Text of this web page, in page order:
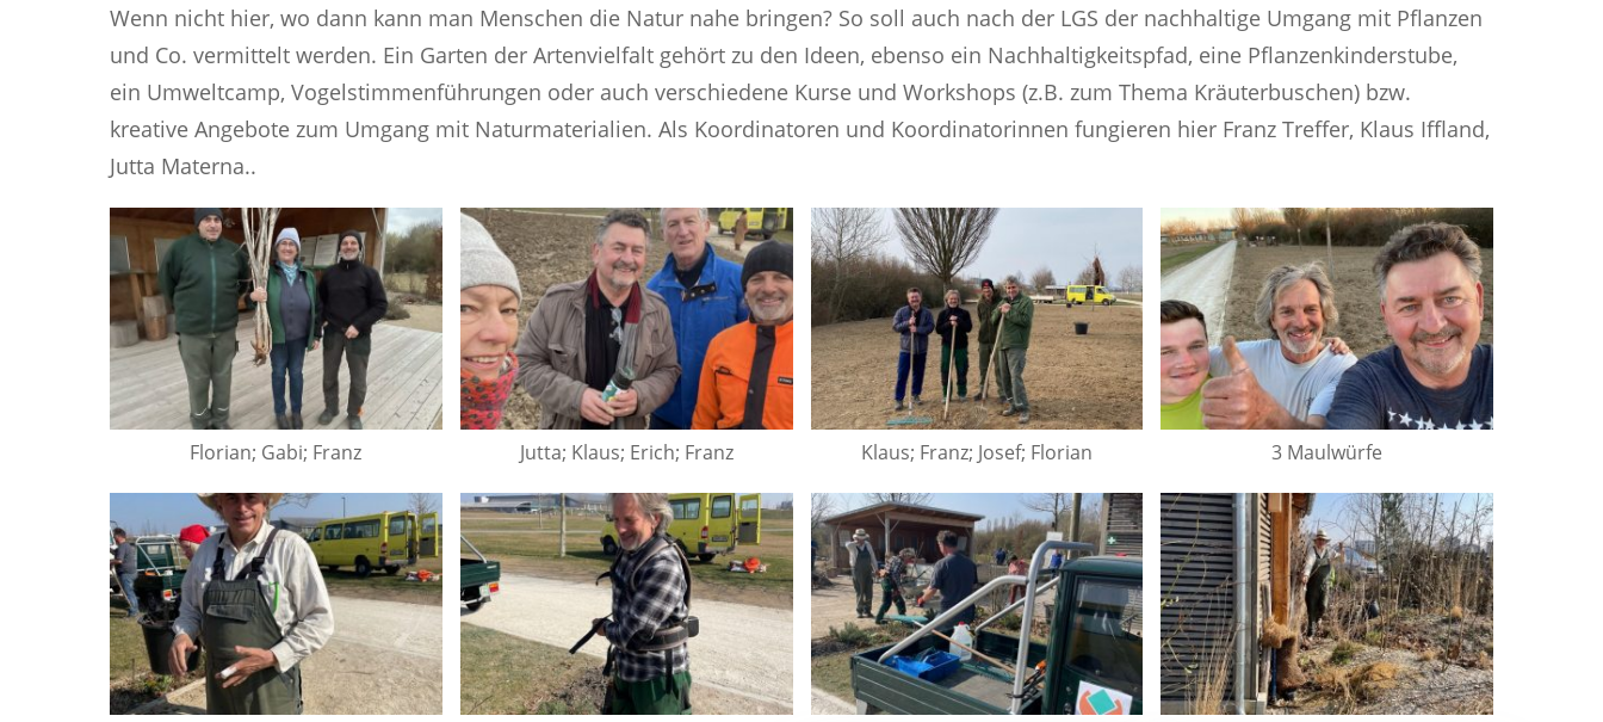
Wenn nicht hier, wo dann kann man Menschen die Natur nahe bringen? So soll auch nach der LGS der nachhaltige Umgang mit Pflanzen
und Co. vermittelt werden. Ein Garten der Artenvielfalt gehört zu den Ideen, ebenso ein Nachhaltigkeitspfad, eine Pflanzenkinderstube,
ein Umweltcamp, Vogelstimmenführungen oder auch verschiedene Kurse und Workshops (z.B. zum Thema Kräuterbuschen) bzw.
kreative Angebote zum Umgang mit Naturmaterialien. Als Koordinatoren und Koordinatorinnen fungieren hier Franz Treffer, Klaus Iffland,
Jutta Materna..
Florian; Gabi; Franz Jutta; Klaus; Erich; Franz Klaus; Franz; Josef; Florian 3 Maulwürfe